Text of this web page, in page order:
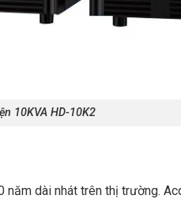
10KVA HD-10K2
dài nhát trên thị trường.